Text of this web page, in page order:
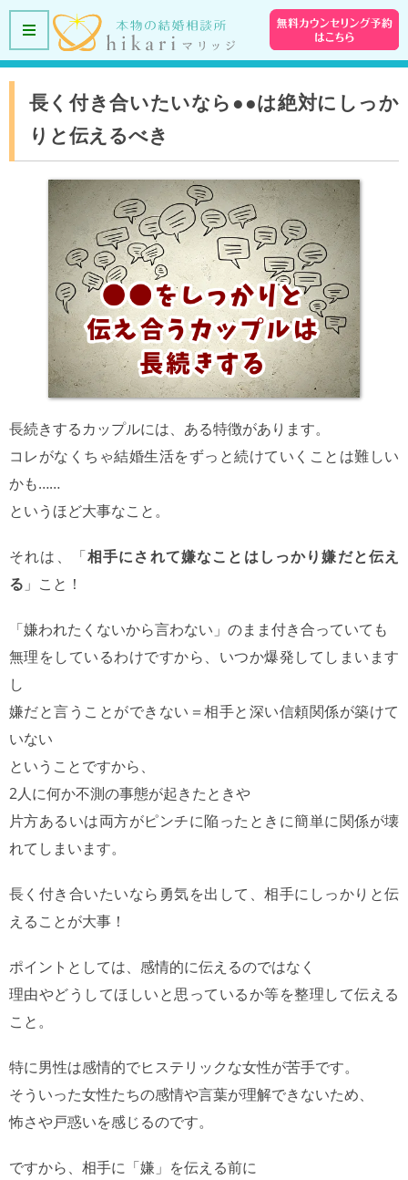
長く付き合いたいなら●●は絶対にしっか
りと伝えるべき
長続きするカップルには、ある特徴があります。
コレがなくちゃ結婚生活をずっと続けていくことは難しい
かも……
というほど大事なこと。
それは、「相手にされて嫌なことはしっかり嫌だと伝え
る 」こと！
「嫌われたくないから言わない」のまま付き合っていても
無理をしているわけですから、いつか爆発してしまいます
し
嫌だと言うことができない＝相手と深い信頼関係が築けて
いない
ということですから、
2人に何か不測の事態が起きたときや
片方あるいは両方がピンチに陥ったときに簡単に関係が壊
れてしまいます。
長く付き合いたいなら勇気を出して、相手にしっかりと伝
えることが大事！
ポイントとしては、感情的に伝えるのではなく
理由やどうしてほしいと思っているか等を整理して伝える
こと。
特に男性は感情的でヒステリックな女性が苦手です。
そういった女性たちの感情や言葉が理解できないため、
怖さや戸惑いを感じるのです。
ですから、相手に「嫌」を伝える前に